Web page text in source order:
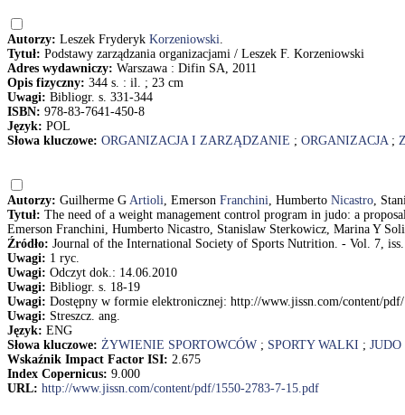
Autorzy: Leszek Fryderyk Korzeniowski.
Tytuł: Podstawy zarządzania organizacjami / Leszek F. Korzeniowski
Adres wydawniczy: Warszawa : Difin SA, 2011
Opis fizyczny: 344 s. : il. ; 23 cm
Uwagi: Bibliogr. s. 331-344
ISBN: 978-83-7641-450-8
Język: POL
Słowa kluczowe: ORGANIZACJA I ZARZĄDZANIE ; ORGANIZACJA;
Autorzy: Guilherme G Artioli, Emerson Franchini, Humberto Nicastro,
Tytuł: The need of a weight management control program in judo: a
Emerson Franchini, Humberto Nicastro, Stanislaw Sterkowicz, Marina Y
Źródło: Journal of the International Society of Sports Nutrition. - Vol. 7,
Uwagi: 1 ryc.
Uwagi: Odczyt dok.: 14.06.2010
Uwagi: Bibliogr. s. 18-19
Uwagi: Dostępny w formie elektronicznej: http://www.jissn.com/content/
Uwagi: Streszcz. ang.
Język: ENG
Słowa kluczowe: ŻYWIENIE SPORTOWCÓW ; SPORTY WALKI ; JUDO
Wskaźnik Impact Factor ISI: 2.675
Index Copernicus: 9.000
URL: http://www.jissn.com/content/pdf/1550-2783-7-15.pdf